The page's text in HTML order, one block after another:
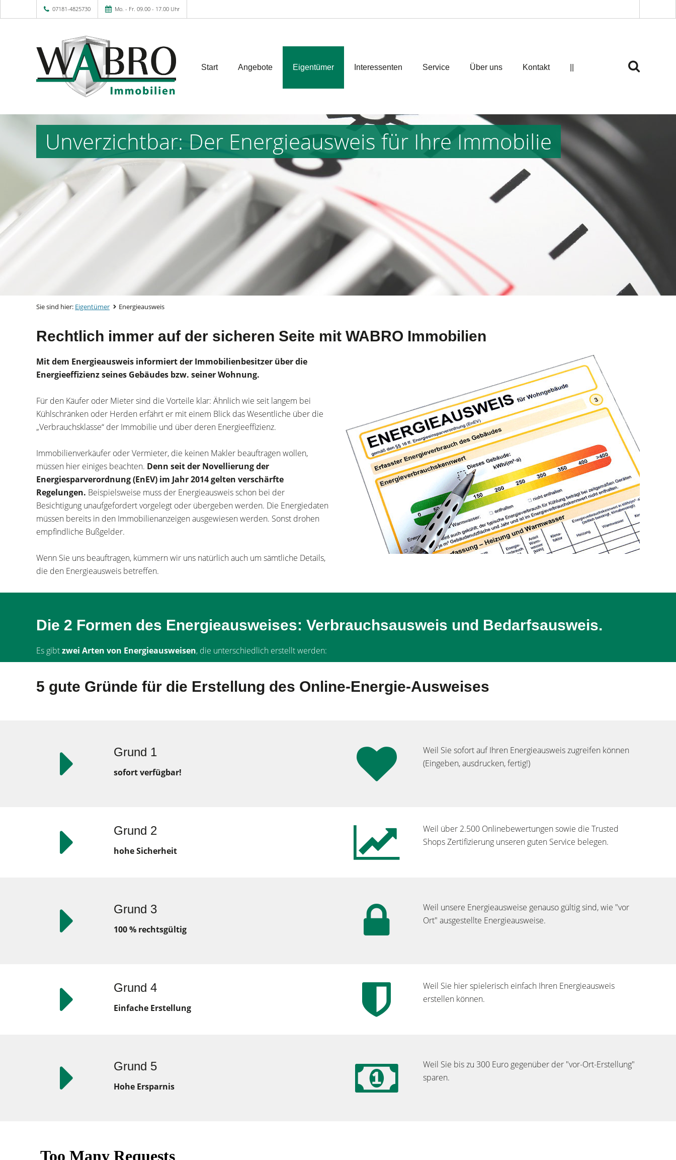
07181-4825730 Mo. - Fr. 09.00 - 17.00 Uhr
Start Angebote Eigentümer Interessenten Service Über uns Kontakt
Unverzichtbar: Der Energieausweis für Ihre Immobilie
Sie sind hier: Eigentümer Energieausweis
Rechtlich immer auf der sicheren Seite mit WABRO Immobilien
Mit dem Energieausweis informiert der Immobilienbesitzer über die
Energieeffizienz seines Gebäudes bzw. seiner Wohnung.
Für den Käufer oder Mieter sind die Vorteile klar: Ähnlich wie seit langem bei
Kühlschränken oder Herden erfährt er mit einem Blick das Wesentliche über die
„Verbrauchsklasse“ der Immobilie und über deren Energieeffizienz.
Immobilienverkäufer oder Vermieter, die keinen Makler beauftragen wollen,
müssen hier einiges beachten. Denn seit der Novellierung der
Energiesparverordnung (EnEV) im Jahr 2014 gelten verschärfte
Regelungen. Beispielsweise muss der Energieausweis schon bei der
Besichtigung unaufgefordert vorgelegt oder übergeben werden. Die Energiedaten
müssen bereits in den Immobilienanzeigen ausgewiesen werden. Sonst drohen
empfindliche Bußgelder.
Wenn Sie uns beauftragen, kümmern wir uns natürlich auch um sämtliche Details,
die den Energieausweis betreffen.
Die 2 Formen des Energieausweises: Verbrauchsausweis und Bedarfsausweis.
Es gibtzwei Arten von Energieausweisen, die unterschiedlich erstellt werden:
5 gute Gründe für die Erstellung des Online-Energie-Ausweises
Grund 1
sofort verfügbar!
Weil Sie sofort auf Ihren Energieausweis zugreifen können
(Eingeben, ausdrucken, fertig!)
Grund 2
hohe Sicherheit
Weil über 2.500 Onlinebewertungen sowie die Trusted
Shops Zertifizierung unseren guten Service belegen.
Grund 3
100 % rechtsgültig
Weil unsere Energieausweise genauso gültig sind, wie "vor
Ort" ausgestellte Energieausweise.
Grund 4
Einfache Erstellung
Weil Sie hier spielerisch einfach Ihren Energieausweis
erstellen können.
Grund 5
Hohe Ersparnis
Weil Sie bis zu 300 Euro gegenüber der "vor-Ort-Erstellung"
sparen.